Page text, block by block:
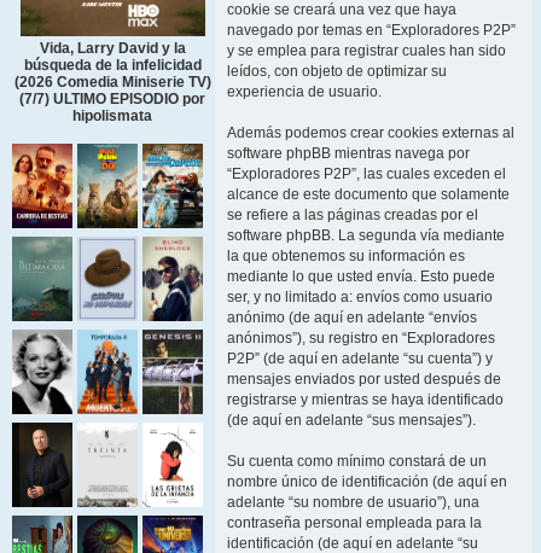
Vida, Larry David y la
búsqueda de la infelicidad
(2026 Comedia Miniserie TV)
(7/7) ULTIMO EPISODIO por
hipolismata
cookie se creará una vez que haya
navegado por temas en “Exploradores P2P”
y se emplea para registrar cuales han sido
leídos, con objeto de optimizar su
experiencia de usuario.
Además podemos crear cookies externas al
software phpBB mientras navega por
“Exploradores P2P”, las cuales exceden el
alcance de este documento que solamente
se refiere a las páginas creadas por el
software phpBB. La segunda vía mediante
la que obtenemos su información es
mediante lo que usted envía. Esto puede
ser, y no limitado a: envíos como usuario
anónimo (de aquí en adelante “envíos
anónimos”), su registro en “Exploradores
P2P” (de aquí en adelante “su cuenta”) y
mensajes enviados por usted después de
registrarse y mientras se haya identificado
(de aquí en adelante “sus mensajes”).
Su cuenta como mínimo constará de un
nombre único de identificación (de aquí en
adelante “su nombre de usuario”), una
contraseña personal empleada para la
identificación (de aquí en adelante “su